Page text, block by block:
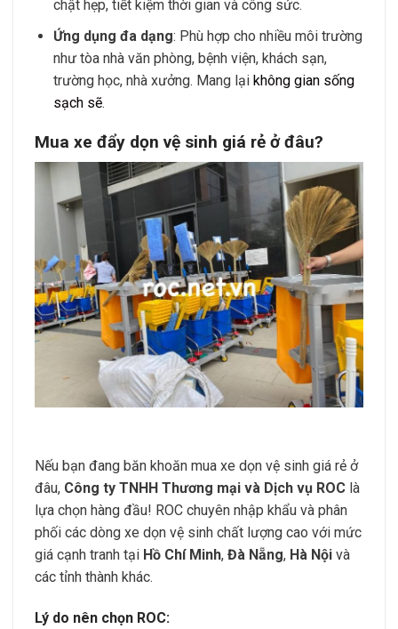
chật hẹp, tiết kiệm thời gian và công sức.
Ứng dụng đa dạng: Phù hợp cho nhiều môi trường
như tòa nhà văn phòng, bệnh viện, khách sạn,
trường học, nhà xưởng. Mang lại không gian sống
sạch sẽ.
Mua xe đẩy dọn vệ sinh giá rẻ ở đâu?
Nếu bạn đang băn khoăn mua xe dọn vệ sinh giá rẻ ở
đâu, Công ty TNHH Thương mại và Dịch vụ ROC là
lựa chọn hàng đầu! ROC chuyên nhập khẩu và phân
phối các dòng xe dọn vệ sinh chất lượng cao với mức
giá cạnh tranh tại Hồ Chí Minh, Đà Nẵng, Hà Nội và
các tỉnh thành khác.
Lý do nên chọn ROC: